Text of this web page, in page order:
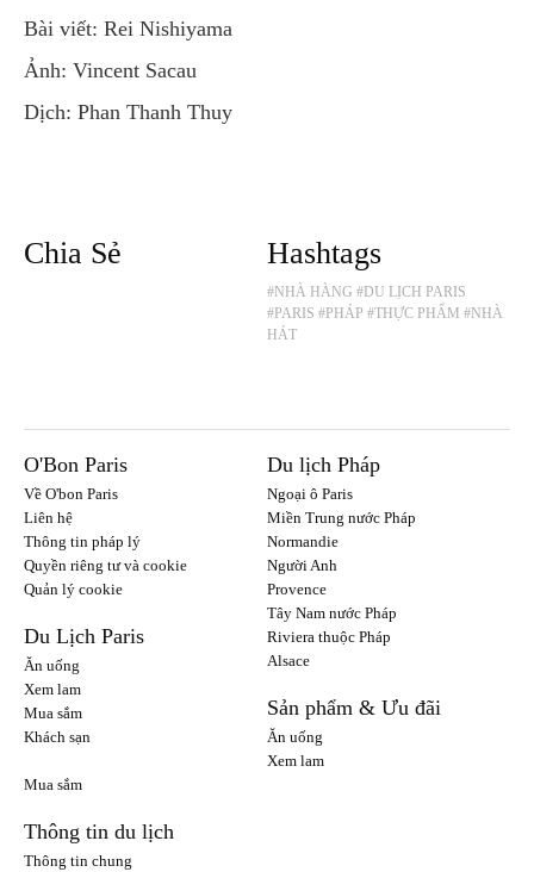
Bài viết: Rei Nishiyama
Ảnh: Vincent Sacau
Dịch: Phan Thanh Thuy
Chia Sẻ Hashtags
#NHÀ HÀNG #DU LỊCH PARIS
#PARIS #PHÁP #THỰC PHẨM #NHÀ
HÁT
O'Bon Paris
Về O'bon Paris
Liên hệ
Thông tin pháp lý
Quyền riêng tư và cookie
Quản lý cookie
Du Lịch Paris
Ăn uống
Xem lam
Mua sắm
Khách sạn
Du lịch Pháp
Ngoại ô Paris
Miền Trung nước Pháp
Normandie
Người Anh
Provence
Tây Nam nước Pháp
Riviera thuộc Pháp
Alsace
Sản phẩm & Ưu đãi
Ăn uống
Xem lam
Mua sắm
Thông tin du lịch
Thông tin chung